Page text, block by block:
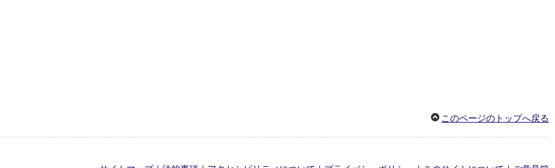
このページのトップへ戻る